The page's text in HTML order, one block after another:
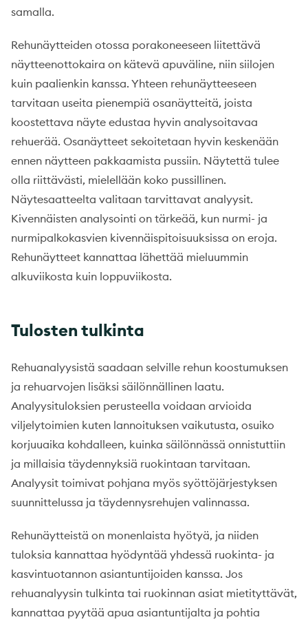
samalla.
Rehunäytteiden otossa porakoneeseen liitettävä
näytteenottokaira on kätevä apuväline, niin siilojen
kuin paalienkin kanssa. Yhteen rehunäytteeseen
tarvitaan useita pienempiä osanäytteitä, joista
koostettava näyte edustaa hyvin analysoitavaa
rehuerää. Osanäytteet sekoitetaan hyvin keskenään
ennen näytteen pakkaamista pussiin. Näytettä tulee
olla riittävästi, mielellään koko pussillinen.
Näytesaatteelta valitaan tarvittavat analyysit.
Kivennäisten analysointi on tärkeää, kun nurmi- ja
nurmipalkokasvien kivennäispitoisuuksissa on eroja.
Rehunäytteet kannattaa lähettää mieluummin
alkuviikosta kuin loppuviikosta.
Tulosten tulkinta
Rehuanalyysistä saadaan selville rehun koostumuksen
ja rehuarvojen lisäksi säilönnällinen laatu.
Analyysituloksien perusteella voidaan arvioida
viljelytoimien kuten lannoituksen vaikutusta, osuiko
korjuuaika kohdalleen, kuinka säilönnässä onnistuttiin
ja millaisia täydennyksiä ruokintaan tarvitaan.
Analyysit toimivat pohjana myös syöttöjärjestyksen
suunnittelussa ja täydennysrehujen valinnassa.
Rehunäytteistä on monenlaista hyötyä, ja niiden
tuloksia kannattaa hyödyntää yhdessä ruokinta- ja
kasvintuotannon asiantuntijoiden kanssa. Jos
rehuanalyysin tulkinta tai ruokinnan asiat mietityttävät,
kannattaa pyytää apua asiantuntijalta ja pohtia